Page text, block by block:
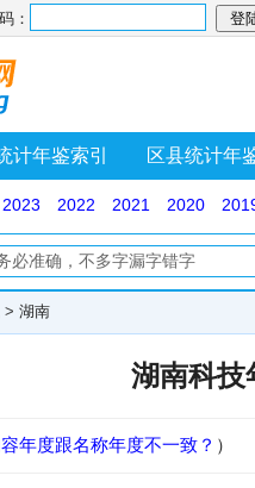
：
计年鉴索引 区县统计年
2023 2022 2021 2020
> 湖南
湖南科技
年度跟名称年度不一致？ ）